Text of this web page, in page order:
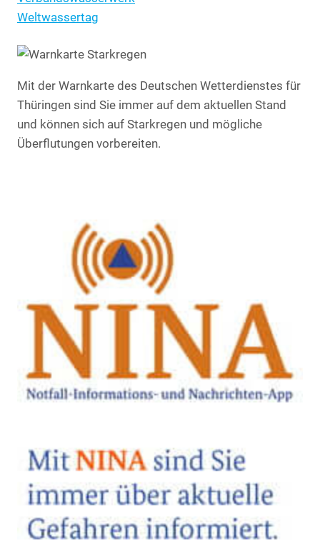
Weltwassertag
Mit der Warnkarte des Deutschen Wetterdienstes für
Thüringen sind Sie immer auf dem aktuellen Stand
und können sich auf Starkregen und mögliche
Überflutungen vorbereiten.